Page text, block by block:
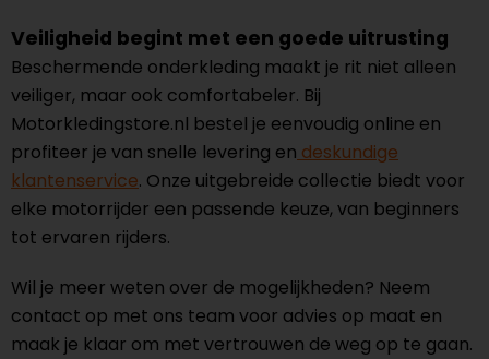
Veiligheid begint met een goede uitrusting
Beschermende onderkleding maakt je rit niet alleen
veiliger, maar ook comfortabeler. Bij
Motorkledingstore.nl bestel je eenvoudig online en
profiteer je van snelle levering en deskundige
klantenservice. Onze uitgebreide collectie biedt voor
elke motorrijder een passende keuze, van beginners
tot ervaren rijders.
Wil je meer weten over de mogelijkheden? Neem
contact op met ons team voor advies op maat en
maak je klaar om met vertrouwen de weg op te gaan.